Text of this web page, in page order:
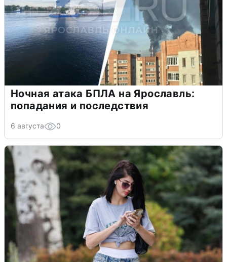
Ночная атака БПЛА на Ярославль:
попадания и последствия
6 августа 0